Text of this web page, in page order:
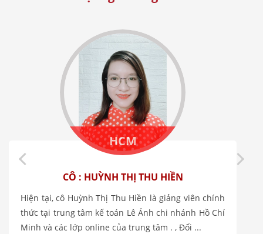
HCM
CÔ : HUỲNH THỊ THU HIỀN
Hiện tại, cô Huỳnh Thị Thu Hiền là giảng viên chính
thức tại trung tâm kế toán Lê Ánh chi nhánh Hồ Chí
Minh và các lớp online của trung tâm . , Đối ...